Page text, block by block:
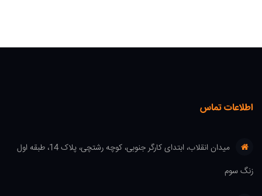
اطلاعات تماس
میدان انقلاب، ابتدای کارگر جنوبی، کوچه رشتچی، پلاک 14، طبقه اول
زنگ سوم